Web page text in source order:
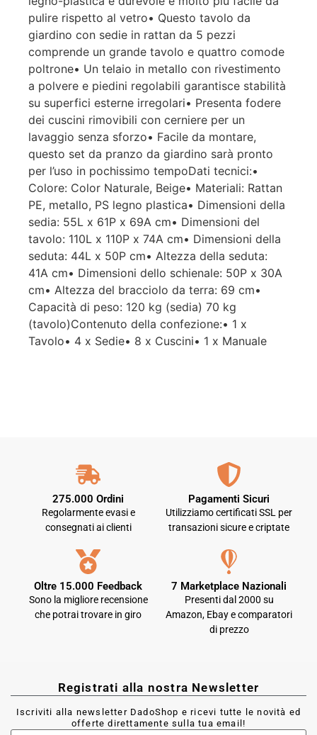
pulire rispetto al vetro• Questo tavolo da
giardino con sedie in rattan da 5 pezzi
comprende un grande tavolo e quattro comode
poltrone• Un telaio in metallo con rivestimento
a polvere e piedini regolabili garantisce stabilità
su superfici esterne irregolari• Presenta fodere
dei cuscini rimovibili con cerniere per un
lavaggio senza sforzo• Facile da montare,
questo set da pranzo da giardino sarà pronto
per l’uso in pochissimo tempoDati tecnici:•
Colore: Color Naturale, Beige• Materiali: Rattan
PE, metallo, PS legno plastica• Dimensioni della
sedia: 55L x 61P x 69A cm• Dimensioni del
tavolo: 110L x 110P x 74A cm• Dimensioni della
seduta: 44L x 50P cm• Altezza della seduta:
41A cm• Dimensioni dello schienale: 50P x 30A
cm• Altezza del bracciolo da terra: 69 cm•
Capacità di peso: 120 kg (sedia) 70 kg
(tavolo)Contenuto della confezione:• 1 x
Tavolo• 4 x Sedie• 8 x Cuscini• 1 x Manuale
275.000 Ordini
Regolarmente evasi e
consegnati ai clienti
Pagamenti Sicuri
Utilizziamo certificati SSL per
transazioni sicure e criptate
Oltre 15.000 Feedback
Sono la migliore recensione
che potrai trovare in giro
7 Marketplace Nazionali
Presenti dal 2000 su
Amazon, Ebay e comparatori
di prezzo
Registrati alla nostra Newsletter
Iscriviti alla newsletter DadoShop e ricevi tutte le novità ed
offerte direttamente sulla tua email!